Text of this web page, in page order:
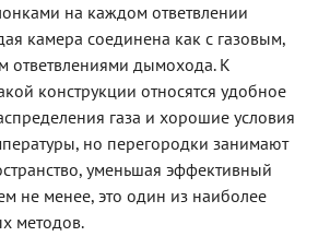
на каждом ответвлении
камера соединена как с газовым,
ответвлениями дымохода. К
конструкции относятся удобное
газа и хорошие условия
но перегородки занимают
уменьшая эффективный
не менее, это один из наиболее
методов.